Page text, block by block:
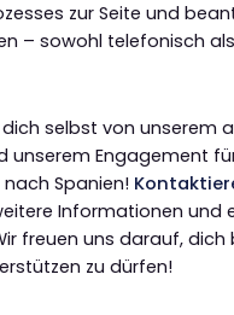
zur Seite und
– sowohl telefonisch
selbst von unserem
unserem Engagement
nach Spanien!
Informationen und
freuen uns darauf, dich
zu dürfen!